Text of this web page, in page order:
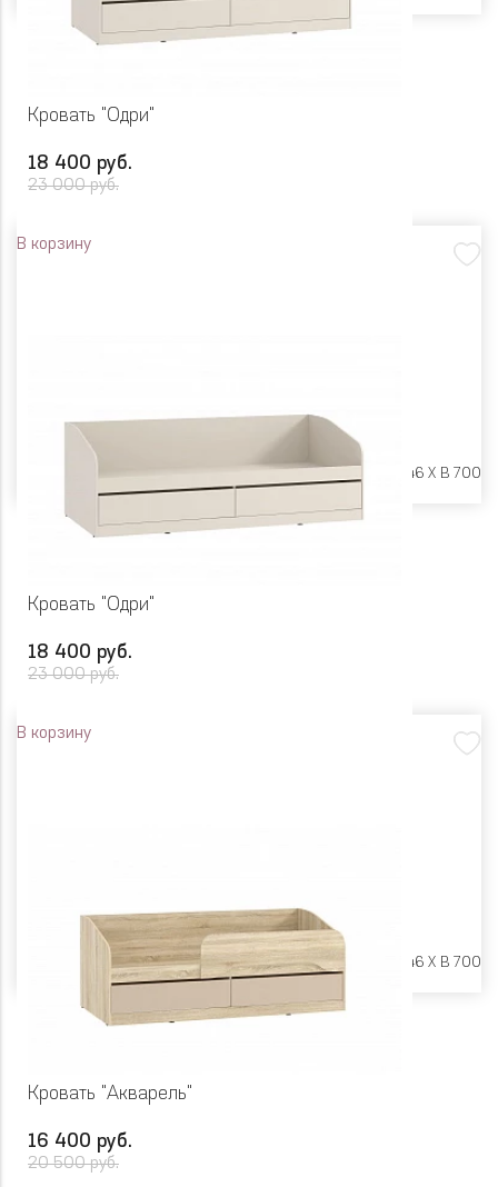
Кровать "Одри"
18 400 руб.
23 000 руб.
В корзину
Ш 1942 X Г 846 X В 700
Кровать "Одри"
18 400 руб.
23 000 руб.
В корзину
Ш 2042 X Г 946 X В 700
Кровать "Акварель"
16 400 руб.
20 500 руб.